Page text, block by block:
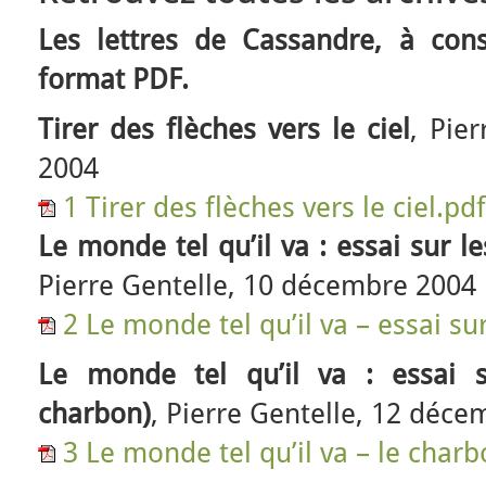
Les lettres de Cassandre, à
format PDF.
Tirer des flèches vers le ciel ,
2004
1 Tirer des flèches vers le ciel.pdf
Le monde tel qu’il va : essai sur
Pierre Gentelle, 10 décembre 2004
2 Le monde tel qu’il va – essai
Le monde tel qu’il va : essai
charbon), Pierre Gentelle, 12
3 Le monde tel qu’il va – le